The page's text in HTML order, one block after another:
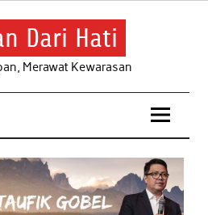
Dari Hati
Merawat Kewarasan